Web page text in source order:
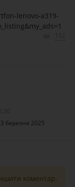
lenovo-a319-
березня 2025
коментар.